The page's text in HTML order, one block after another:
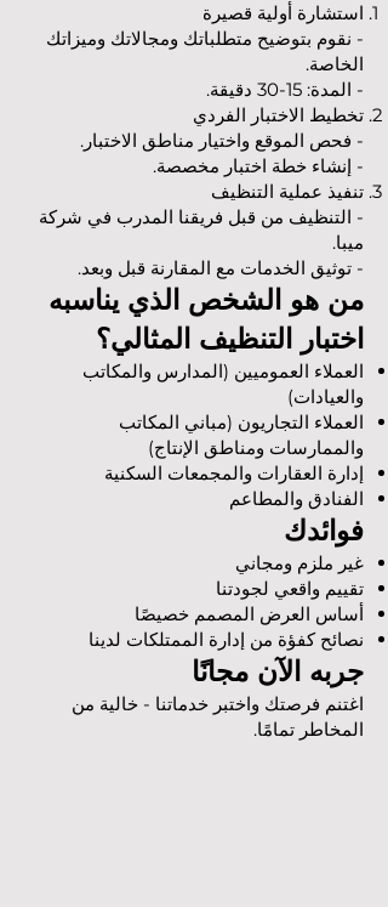
استشارة أولية قصيرة
- نقوم بتوضيح متطلباتك ومجالاتك وميزاتك
الخاصة.
- المدة: 15-30 دقيقة.
تخطيط الاختبار الفردي
- فحص الموقع واختيار مناطق الاختبار.
- إنشاء خطة اختبار مخصصة.
تنفيذ عملية التنظيف
- التنظيف من قبل فريقنا المدرب في شركة
ميبا.
- توثيق الخدمات مع المقارنة قبل وبعد.
من هو الشخص الذي يناسبه
اختبار التنظيف المثالي؟
العملاء العموميين (المدارس والمكاتب
والعيادات)
العملاء التجاريون (مباني المكاتب
والممارسات ومناطق الإنتاج)
إدارة العقارات والمجمعات السكنية
الفنادق والمطاعم
فوائدك
غير ملزم ومجاني
تقييم واقعي لجودتنا
أساس العرض المصمم خصيصًا
نصائح كفؤة من إدارة الممتلكات لدينا
جربه الآن مجانًا
اغتنم فرصتك واختبر خدماتنا - خالية من
المخاطر تمامًا.